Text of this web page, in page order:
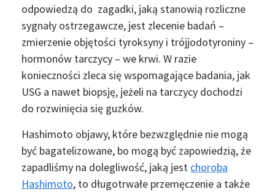
odpowiedzą do zagadki, jaką stanowią rozliczne
sygnały ostrzegawcze, jest zlecenie badań –
zmierzenie objętości tyroksyny i trójjodotyroniny –
hormonów tarczycy – we krwi. W razie
konieczności zleca się wspomagające badania, jak
USG a nawet biopsję, jeżeli na tarczycy dochodzi
do rozwinięcia się guzków.
Hashimoto objawy, które bezwzględnie nie mogą
być bagatelizowane, bo mogą być zapowiedzią, że
zapadliśmy na dolegliwość, jaką jest choroba
Hashimoto, to długotrwałe przemęczenie a także